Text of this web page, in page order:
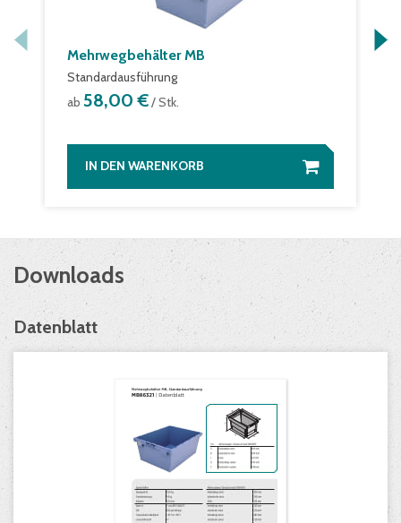
Mehrwegbehälter MB
Standardausführung
ab 58,00 €/ Stk.
IN DEN WARENKORB
Downloads
Datenblatt